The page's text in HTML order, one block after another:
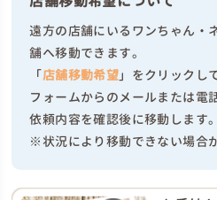
遠方の店舗にいるワンちゃん・
舗へ移動できます。
「店舗移動希望」をクリックし
フォームからのメールまたは電
依頼内容を確認後に移動します。
※状況により移動できない場合